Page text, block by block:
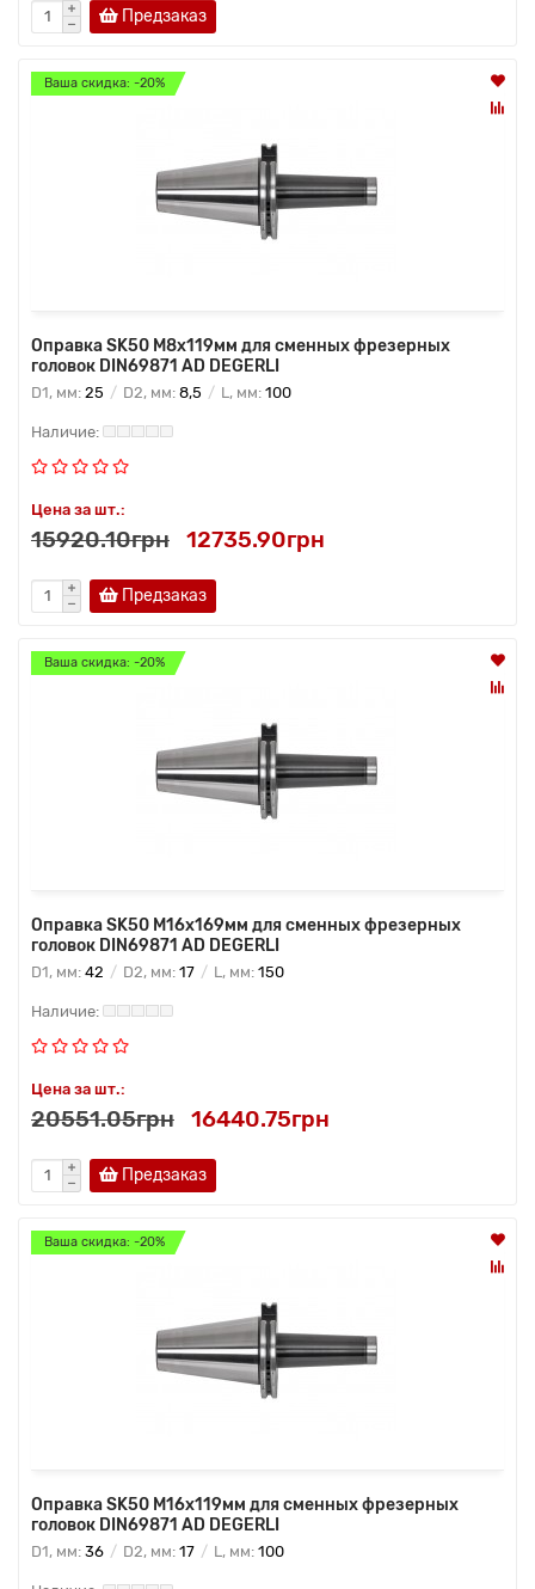
Предзаказ
Ваша скидка: -20%
Оправка SK50 M8x119мм для сменных фрезерных
головок DIN69871 AD DEGERLI
D1, мм: 25 D2, мм: 8,5 L, мм: 100
Цена за шт.:
15920.10грн 12735.90грн
Предзаказ
Ваша скидка: -20%
Оправка SK50 M16x169мм для сменных фрезерных
головок DIN69871 AD DEGERLI
D1, мм: 42 D2, мм: 17 L, мм: 150
Цена за шт.:
20551.05грн 16440.75грн
Предзаказ
Ваша скидка: -20%
Оправка SK50 M16x119мм для сменных фрезерных
головок DIN69871 AD DEGERLI
D1, мм: 36 D2, мм: 17 L, мм: 100